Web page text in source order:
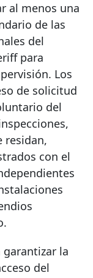
al menos una
de las
del
para
Los
de solicitud
del
residan,
con el
garantizar la
del